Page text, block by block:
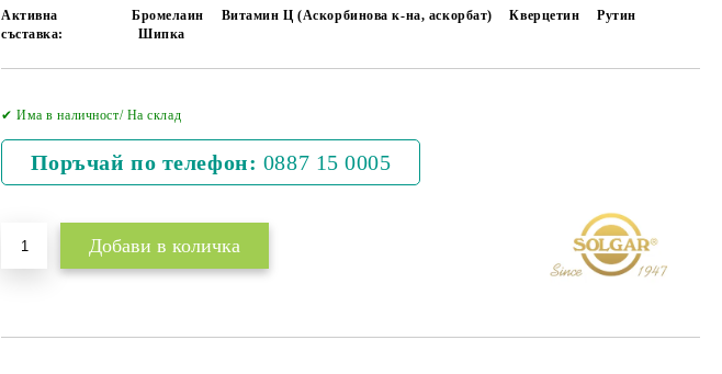
Активна
съставка:
Бромелаин Витамин Ц (Аскорбинова к-на, аскорбат) Кверцетин
Рутин
Шипка
✔ Има в наличност/ На склад
Поръчай по телефон: 0887 15 0005